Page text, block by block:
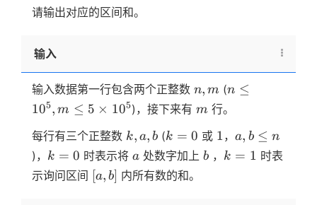
请输出对应的区间和。
输入
输入数据第一行包含两个正整数 n,m
n, m (n≤10^5,m≤5
n ≤
105, m ≤ 5 × 105)，接下来有 m
m行。
每行有三个正整数 k,a,b
k, a, b (k=0
k = 0 或 1
1 ，a,b≤n
a, b ≤ n
)， k=0
k = 0 时表示将a
a 处数字加上b
b ， k=1
k = 1 时表
示询问区间 [a,b]
[a, b] 内所有数的和。